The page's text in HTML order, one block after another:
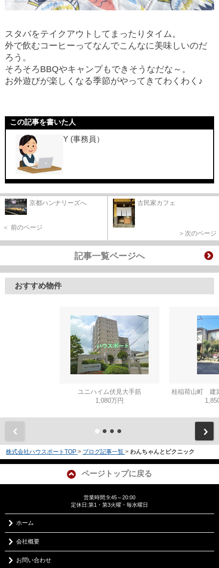
スタバをテイクアウトしてまったりタイム。
外で飲むコーヒーってなんでこんなに美味しいのだ
ろう。
そろそろBBQやキャンプもできそうなだな～。
お外遊びが楽しくなる季節がやってきてわくわく♪
この記事を書いた人
Y (事務員）
京都ハンナリーズへ
＜ 前のページ
古民家カフェ
＞次のページ
記事一覧ページへ
おすすめ物件
ユニハイム伏見大手筋
1,080万円
桂稲荷山町 建
株式会社ハウスポートTOP > ブログ記事一覧 > わんちゃんとピクニック
ページトップに戻る
営業時間:9:45～20:00
定休日:第1・第3火曜・毎水曜日
ホーム
会社概要
お問い合わせ